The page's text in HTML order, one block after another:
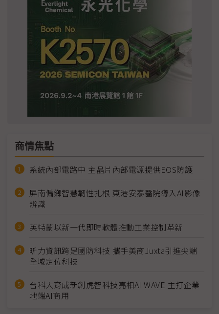
商情焦點
系統內部電路中 主晶片內部電源提供EOS防護
屏南偏鄉智慧韌性扎根 東港安泰醫院導入AI影像
辨識
英特蒙以新一代即時軟體推動工業控制革新
昕力資訊跨足國防科技 攜手美商Juxta引進尖端
全域定位科技
台科大育成新創虎智科技亮相AI WAVE 主打企業
地端AI商用